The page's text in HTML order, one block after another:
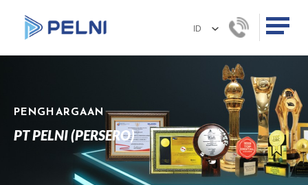
PENGHARGAAN
PT PELNI (PERSERO)